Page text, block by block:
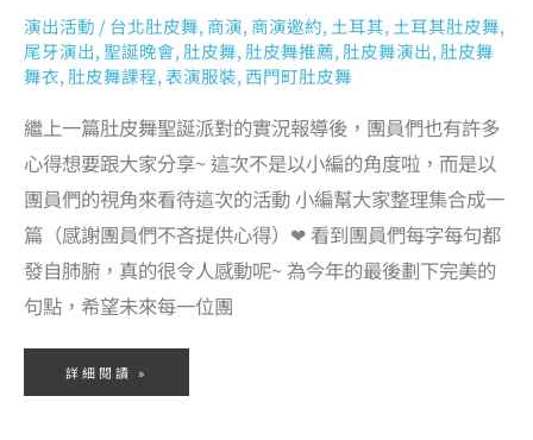
演出活動 /台北肚皮舞, 商演, 商演邀約, 土耳其, 土耳其肚皮舞,
尾牙演出,聖誕晚會, 肚皮舞, 肚皮舞推薦, 肚皮舞演出, 肚皮舞
舞衣, 肚皮舞課程,表演服裝, 西門町肚皮舞
繼上一篇肚皮舞聖誕派對的實況報導後，團員們也有許多
心得想要跟大家分享~ 這次不是以小編的角度啦，而是以
團員們的視角來看待這次的活動 小編幫大家整理集合成一
篇（感謝團員們不吝提供心得）❤ 看到團員們每字每句都
發自肺腑，真的很令人感動呢~ 為今年的最後劃下完美的
句點，希望未來每一位團
詳細閱讀 »